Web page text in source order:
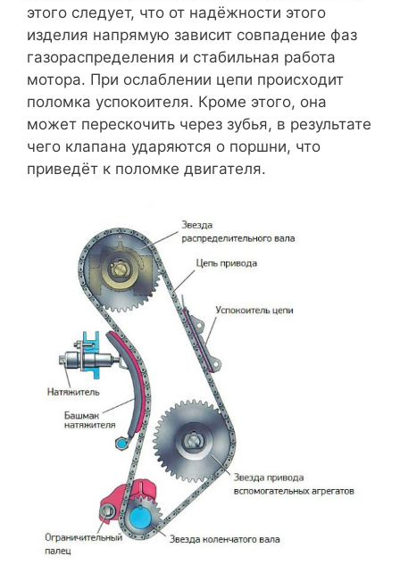
этого следует, что от надёжности этого
изделия напрямую зависит совпадение фаз
газораспределения и стабильная работа
мотора. При ослаблении цепи происходит
поломка успокоителя. Кроме этого, она
может перескочить через зубья, в результате
чего клапана ударяются о поршни, что
приведёт к поломке двигателя.